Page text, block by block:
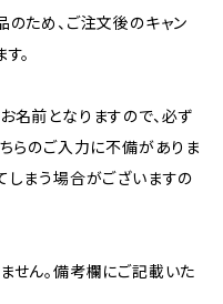
ため、ご注文後のキャン
。
名前となりますので、必ず
らのご入力に不備がありま
しまう場合がございますの
せん。備考欄にご記載いた